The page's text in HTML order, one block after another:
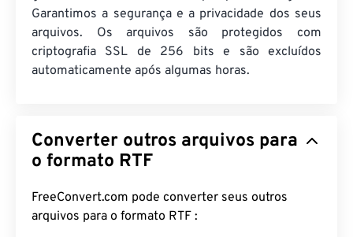
Garantimos a segurança e a privacidade dos seus
arquivos. Os arquivos são protegidos com
criptografia SSL de 256 bits e são excluídos
automaticamente após algumas horas.
Converter outros arquivos para
o formato RTF
FreeConvert.com pode converter seus outros
arquivos para o formato RTF :